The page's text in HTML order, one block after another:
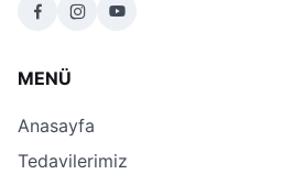
MENÜ
Anasayfa
Tedavilerimiz